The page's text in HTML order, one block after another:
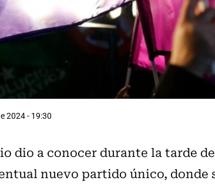
2024 - 19:30
dio a conocer durante la tarde
nuevo partido único, donde